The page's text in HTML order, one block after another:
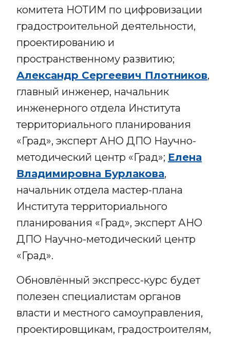
комитета НОТИМ по цифровизации
градостроительной деятельности,
проектированию и
пространственному развитию;
Александр Сергеевич Плотников,
главный инженер, начальник
инженерного отдела Института
территориального планирования
«Град», эксперт АНО ДПО Научно-
методический центр «Град»; Елена
Владимировна Бурлакова,
начальник отдела мастер-плана
Института территориального
планирования «Град», эксперт АНО
ДПО Научно-методический центр
«Град».
Обновлённый экспресс-курс будет
полезен специалистам органов
власти и местного самоуправления,
проектировщикам, градостроителям,